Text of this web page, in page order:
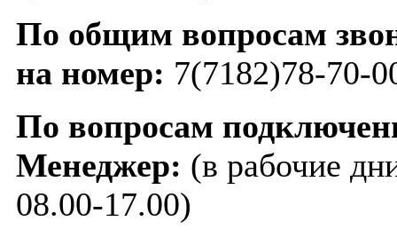
По общим вопросам
на номер: 7(7182)78-70-
По вопросам
Менеджер: ​ (в рабочие
08.00-17.00)